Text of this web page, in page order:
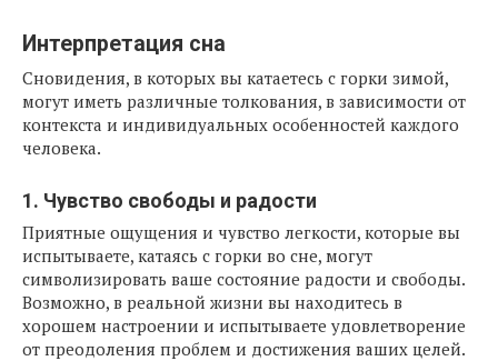
Интерпретация сна
Сновидения, в которых вы катаетесь с горки зимой,
могут иметь различные толкования, в зависимости от
контекста и индивидуальных особенностей каждого
человека.
1. Чувство свободы и радости
Приятные ощущения и чувство легкости, которые вы
испытываете, катаясь с горки во сне, могут
символизировать ваше состояние радости и свободы.
Возможно, в реальной жизни вы находитесь в
хорошем настроении и испытываете удовлетворение
от преодоления проблем и достижения ваших целей.